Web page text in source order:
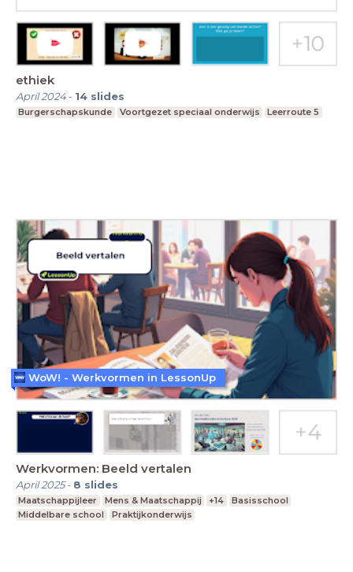
ethiek
April 2024- 14 slides
Burgerschapskunde Voortgezet speciaal onderwijs Leerroute 5
Werkvormen: Beeld vertalen
April 2025- 8 slides
Maatschappijleer Mens & Maatschappij +14
Basisschool
Middelbare school
Praktijkonderwijs
WoW! - Werkvormen in LessonUp